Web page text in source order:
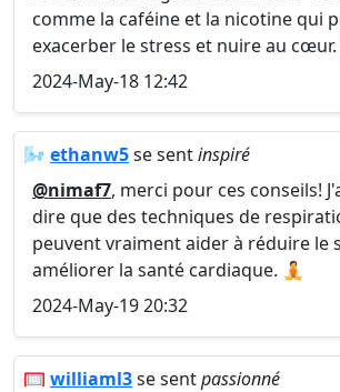
comme la caféine et la nicotine qui
exacerber le stress et nuire au
2024-May-18 12:42
🌬️ ethanw5se sentinspiré
@nimaf7, merci pour ces conseils!
dire que des techniques de
peuvent vraiment aider à réduire le
améliorer la santé cardiaque. 🧘
2024-May-19 20:32
🥅 williaml3se sentpassionné